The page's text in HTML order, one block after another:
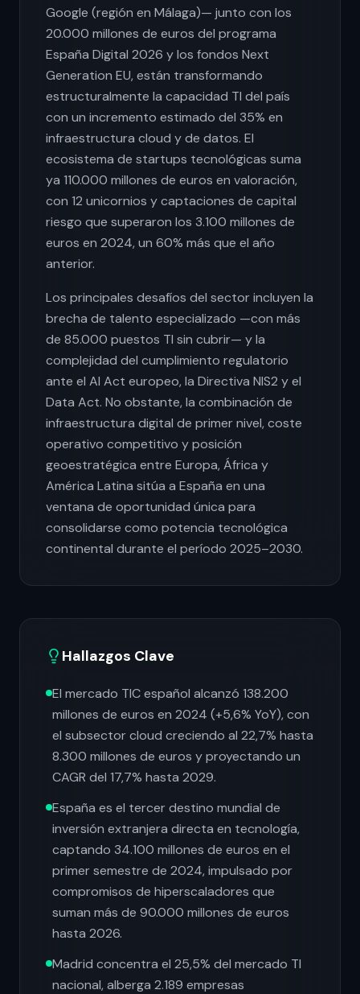
Google (región en Málaga)— junto con los
20.000 millones de euros del programa
España Digital 2026 y los fondos Next
Generation EU, están transformando
estructuralmente la capacidad TI del país
con un incremento estimado del 35% en
infraestructura cloud y de datos. El
ecosistema de startups tecnológicas suma
ya 110.000 millones de euros en valoración,
con 12 unicornios y captaciones de capital
riesgo que superaron los 3.100 millones de
euros en 2024, un 60% más que el año
anterior.
Los principales desafíos del sector incluyen la
brecha de talento especializado —con más
de 85.000 puestos TI sin cubrir— y la
complejidad del cumplimiento regulatorio
ante el AI Act europeo, la Directiva NIS2 y el
Data Act. No obstante, la combinación de
infraestructura digital de primer nivel, coste
operativo competitivo y posición
geoestratégica entre Europa, África y
América Latina sitúa a España en una
ventana de oportunidad única para
consolidarse como potencia tecnológica
continental durante el período 2025–2030.
Hallazgos Clave
El mercado TIC español alcanzó 138.200
millones de euros en 2024 (+5,6% YoY), con
el subsector cloud creciendo al 22,7% hasta
8.300 millones de euros y proyectando un
CAGR del 17,7% hasta 2029.
España es el tercer destino mundial de
inversión extranjera directa en tecnología,
captando 34.100 millones de euros en el
primer semestre de 2024, impulsado por
compromisos de hiperscaladores que
suman más de 90.000 millones de euros
hasta 2026.
Madrid concentra el 25,5% del mercado TI
nacional, alberga 2.189 empresas